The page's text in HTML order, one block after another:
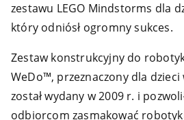
zestawu LEGO Mindstorms dla
który odniósł ogromny sukces.
Zestaw konstrukcyjny do
WeDo™, przeznaczony dla
został wydany w 2009 r. i
odbiorcom zasmakować